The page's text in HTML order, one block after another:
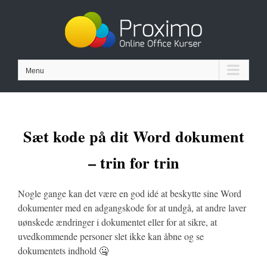
Menu
Sæt kode på dit Word dokument
– trin for trin
Nogle gange kan det være en god idé at beskytte sine Word
dokumenter med en adgangskode for at undgå, at andre laver
uønskede ændringer i dokumentet eller for at sikre, at
uvedkommende personer slet ikke kan åbne og se
dokumentets indhold 🤐